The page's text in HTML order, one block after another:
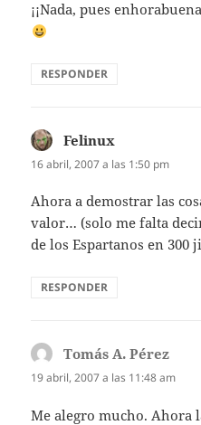
¡¡Nada, pues
RESPONDER
Felinux
16 abril, 2007 a las 1:50 pm
Ahora a demostrar las
valor… (solo me falta
de los Espartanos en 300
RESPONDER
Tomás A. Pérez
19 abril, 2007 a las 11:48 am
Me alegro mucho. Ahora